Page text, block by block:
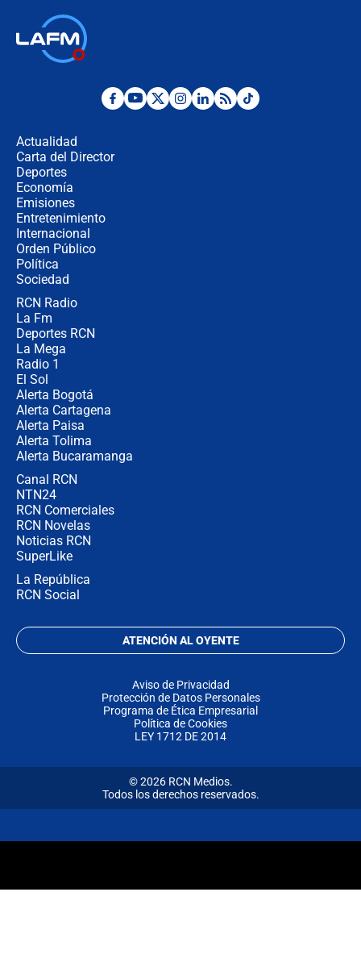
Posesión de Abelardo De La Espriella
Actualidad
Carta del Director
Deportes
Economía
Emisiones
Entretenimiento
Internacional
Orden Público
Política
Sociedad
RCN Radio
La Fm
Deportes RCN
La Mega
Radio 1
El Sol
Alerta Bogotá
Alerta Cartagena
Alerta Paisa
Alerta Tolima
Alerta Bucaramanga
Canal RCN
NTN24
RCN Comerciales
RCN Novelas
Noticias RCN
SuperLike
La República
RCN Social
ATENCIÓN AL OYENTE
Aviso de Privacidad
Protección de Datos Personales
Programa de Ética Empresarial
Política de Cookies
LEY 1712 DE 2014
© 2026 RCN Medios.
Todos los derechos reservados.